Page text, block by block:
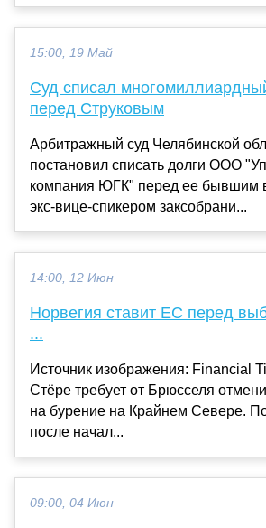
15:00, 19 Май
Суд списал
перед Струковым
Арбитражный суд Челябинской
постановил списать долги ООО
компания ЮГК" перед ее бывшим
экс-вице-спикером заксобрани...
14:00, 12 Июн
Норвегия ставит ЕС перед
...
Источник изображения: Financial
Стёре требует от Брюсселя
на бурение на Крайнем Севере.
после начал...
09:00, 04 Июн